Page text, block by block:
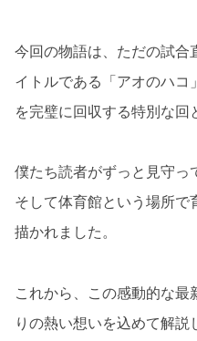
今回の物語は、ただの試合
イトルである「アオのハコ
を完璧に回収する特別な回
僕たち読者がずっと見守っ
そして体育館という場所
描かれました。
これから、この感動的な
りの熱い想いを込めて解説